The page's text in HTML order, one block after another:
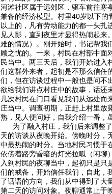
河滩社区属于远郊区，驱车前往寒
兼备的经济模型。村里40岁以下
以上的，凡有劳动能力的都一头扎
见人影，直到夜里才显得热闹起
难的情况）。刚开始时，书记帮我
顾之忧的。一来，村民在村部中面
民当中。两三天后，我们开始进入
们这群外来者，起初是不那么信任
们，但在访谈过程中一般也是问不
欲给我们讲点村庄中的故事，话还
几次村民在门口看见我们从远处
庄当中。调查初期，正赶上村里放
熟，见人便问好，自我介绍一番，
为了融入村庄，我们后来调整了
天的访谈从夜晚开始。傍晚时分，
中最热闹的时分。当地村民习惯于
依傍着路旁昏暗的灯光拉呱（闲聊
入到村民的夜聊当中，起初只是
们的戒备，开始信任我们，自此，
了话语的方向，我们从中得到了大
第二天的访问对象。夜聊通常止于